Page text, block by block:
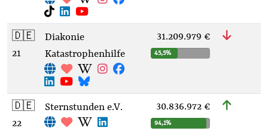
🇩🇪
21
Diakonie
Katastrophenhilfe
31.209.979 €
45,5%
🇩🇪
22
Sternstunden e.V. 30.836.972 €
94,1%